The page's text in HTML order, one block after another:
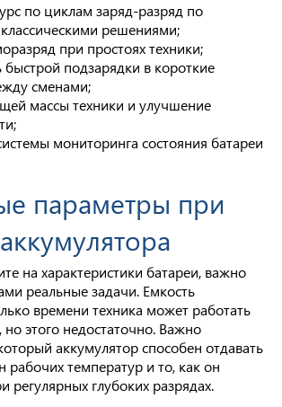
по циклам заряд-разряд по
решениями;
при простоях техники;
подзарядки в короткие
сменами;
массы техники и улучшение
мониторинга состояния батареи
параметры при
на характеристики батареи, важно
реальные задачи. Емкость
времени техника может работать
но этого недостаточно. Важно
аккумулятор способен отдавать
рабочих температур и то, как он
регулярных глубоких разрядах.